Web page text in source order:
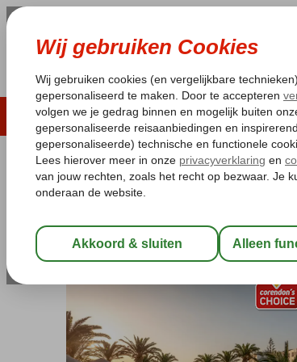
LAST MINUTE ZOMER 2026
Pakketgarantie Laagsteprijsgarantie*
Home
Griekenland Kreta
Mediterraneo Hotel
All Inclusive Hotel